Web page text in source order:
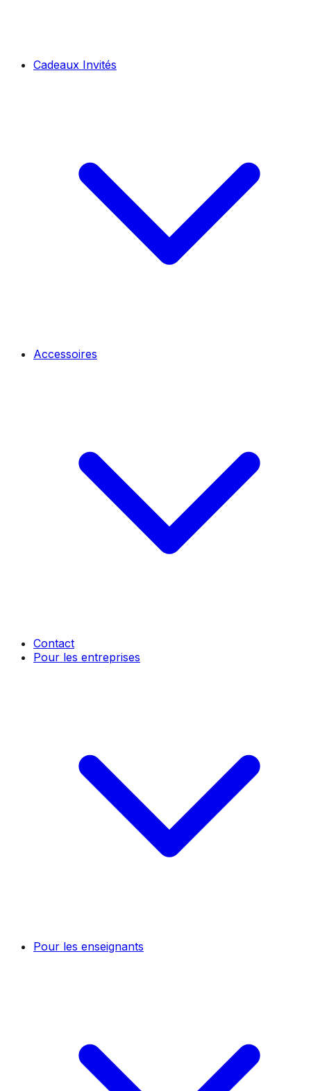
Cadeaux Invités
Accessoires
Contact
Pour les entreprises
Pour les enseignants